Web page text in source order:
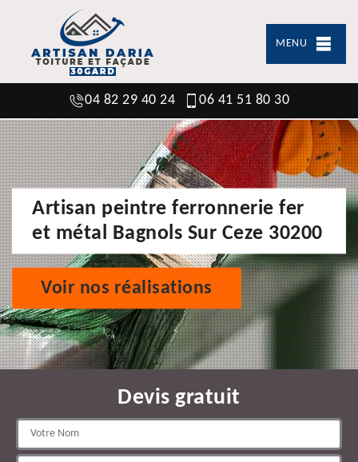
MENU
04 82 29 40 24 06 41 51 80 30
Artisan peintre ferronnerie fer
et métal Bagnols Sur Ceze 30200
Voir nos réalisations
Devis gratuit